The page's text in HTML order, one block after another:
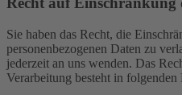
Sie haben das Recht, die
personenbezogenen Daten zu
jederzeit an uns wenden. Das
Verarbeitung besteht in folgenden